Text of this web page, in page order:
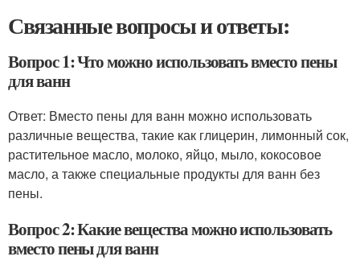
Связанные вопросы и ответы:
Вопрос 1: Что можно использовать вместо пены
для ванн
Ответ: Вместо пены для ванн можно использовать
различные вещества, такие как глицерин, лимонный сок,
растительное масло, молоко, яйцо, мыло, кокосовое
масло, а также специальные продукты для ванн без
пены.
Вопрос 2: Какие вещества можно использовать
вместо пены для ванн